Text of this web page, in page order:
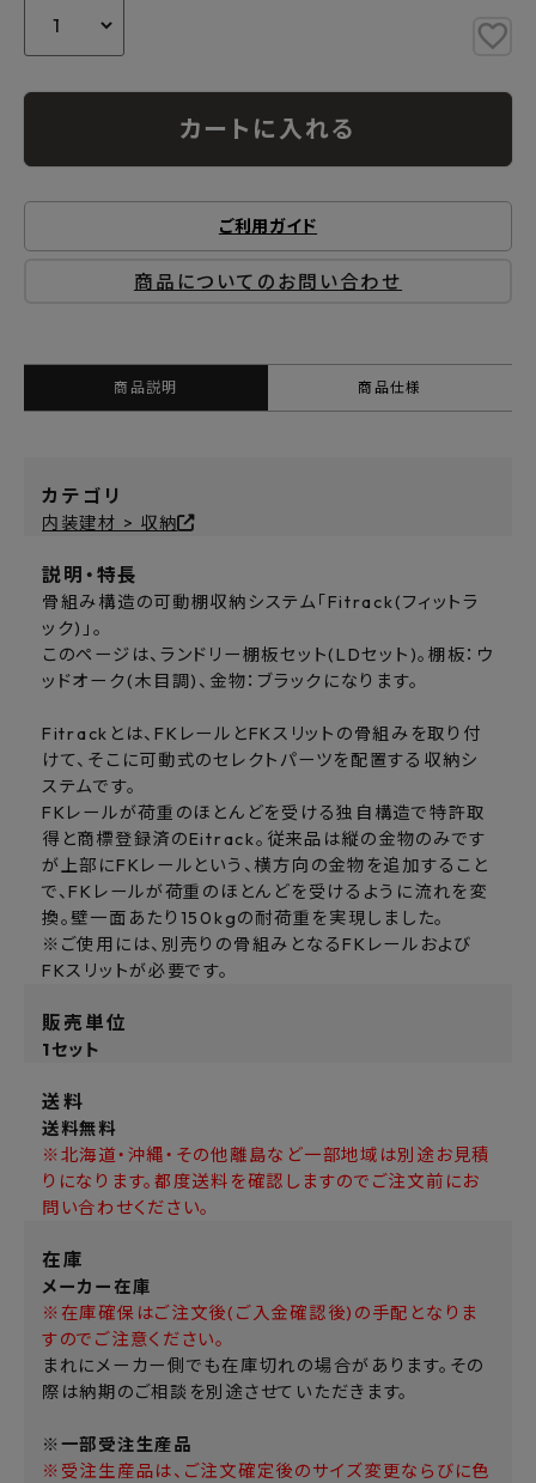
カートに入れる
ご利用ガイド
商品についてのお問い合わせ
商品説明 商品仕様
カテゴリ
内装建材 > 収納
説明・特長
骨組み構造の可動棚収納システム「Fitrack(フィットラ
ック)」。
このページは、ランドリー棚板セット(LDセット)。棚板：ウ
ッドオーク(木目調)、金物：ブラックになります。
Fitrackとは、FKレールとFKスリットの骨組みを取り付
けて、そこに可動式のセレクトパーツを配置する収納シ
ステムです。
FKレールが荷重のほとんどを受ける独自構造で特許取
得と商標登録済のEitrack。従来品は縦の金物のみです
が上部にFKレールという、横方向の金物を追加すること
で、FKレールが荷重のほとんどを受けるように流れを変
換。壁一面あたり150kgの耐荷重を実現しました。
※ご使用には、別売りの骨組みとなるFKレールおよび
FKスリットが必要です。
販売単位
1セット
送料
送料無料
※北海道・沖縄・その他離島など一部地域は別途お見積
りになります。都度送料を確認しますのでご注文前にお
問い合わせください。
在庫
メーカー在庫
※在庫確保はご注文後(ご入金確認後)の手配となりま
すのでご注意ください。
まれにメーカー側でも在庫切れの場合があります。その
際は納期のご相談を別途させていただきます。
※一部受注生産品
※受注生産品は、ご注文確定後のサイズ変更ならびに色